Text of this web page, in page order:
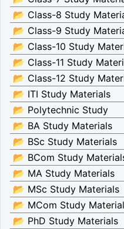
📂 Class-8 Study
📂 Class-9 Study
📂 Class-10 Study
📂 Class-11 Study
📂 Class-12 Study
📂 ITI Study Materials
📂 Polytechnic Study
📂 BA Study Materials
📂 BSc Study Materials
📂 BCom Study
📂 MA Study Materials
📂 MSc Study Materials
📂 MCom Study
📂 PhD Study Materials